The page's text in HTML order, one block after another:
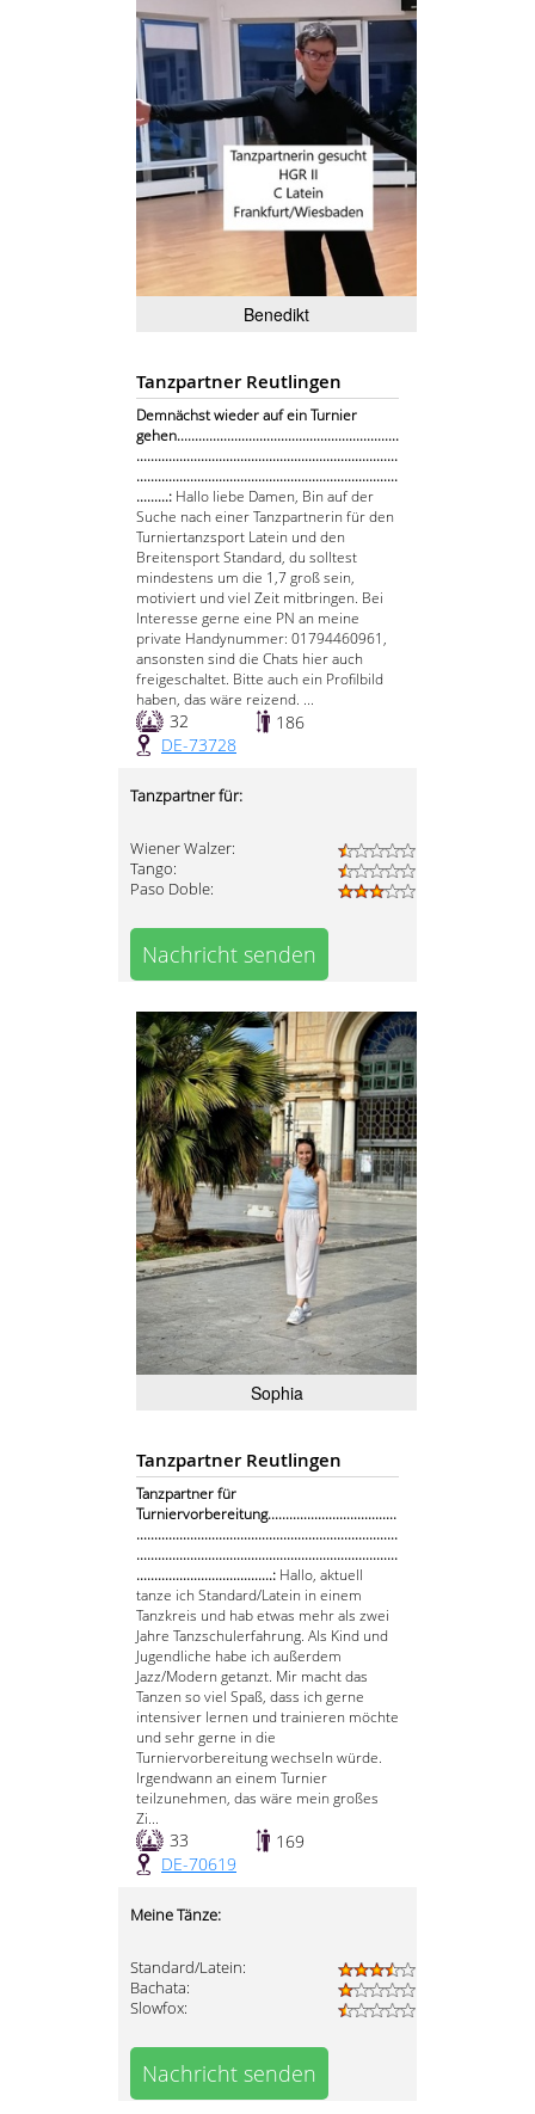
Benedikt
Tanzpartner Reutlingen
Demnächst wieder auf ein Turnier
gehen..............................................................
.........................................................................
.........................................................................
.........: Hallo liebe Damen, Bin auf der
Suche nach einer Tanzpartnerin für den
Turniertanzsport Latein und den
Breitensport Standard, du solltest
mindestens um die 1,7 groß sein,
motiviert und viel Zeit mitbringen. Bei
Interesse gerne eine PN an meine
private Handynummer: 01794460961,
ansonsten sind die Chats hier auch
freigeschaltet. Bitte auch ein Profilbild
haben, das wäre reizend. ...
32
186
DE-73728
Tanzpartner für:
Wiener Walzer:
Tango:
Paso Doble:
Nachricht senden
Sophia
Tanzpartner Reutlingen
Tanzpartner für
Turniervorbereitung....................................
.........................................................................
.........................................................................
......................................: Hallo, aktuell
tanze ich Standard/Latein in einem
Tanzkreis und hab etwas mehr als zwei
Jahre Tanzschulerfahrung. Als Kind und
Jugendliche habe ich außerdem
Jazz/Modern getanzt. Mir macht das
Tanzen so viel Spaß, dass ich gerne
intensiver lernen und trainieren möchte
und sehr gerne in die
Turniervorbereitung wechseln würde.
Irgendwann an einem Turnier
teilzunehmen, das wäre mein großes
Zi...
33
169
DE-70619
Meine Tänze:
Standard/Latein:
Bachata:
Slowfox:
Nachricht senden